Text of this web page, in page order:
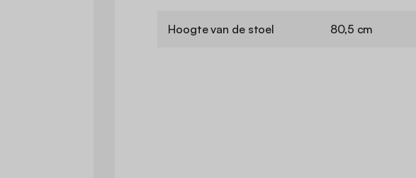
Hoogte van de stoel 80,5 cm